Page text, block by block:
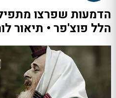
הדמעות שפרצו
הלל פוצ'פר • תיאור